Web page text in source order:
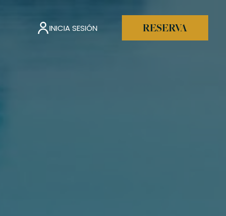
INICIA SESIÓN RESERVA